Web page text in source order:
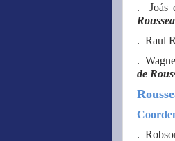
. Joás
. Raul
.
de
.